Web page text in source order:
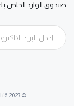
صندوق الوارد الخاص
© 2023 قناة القاهرة الإخبارية. جميع الحقوق محفوظة.